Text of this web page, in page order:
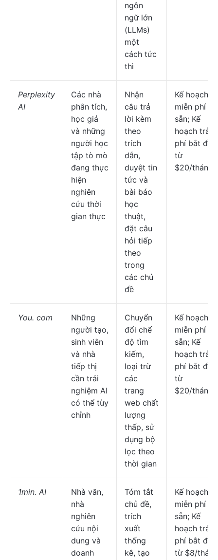
ngôn
ngữ lớn
(LLMs)
một
cách tức
thì
Perplexity
AI
Các nhà
phân tích,
học giả
và những
người học
tập tò mò
đang thực
hiện
nghiên
cứu thời
gian thực
Nhận
câu trả
lời kèm
theo
trích
dẫn,
duyệt tin
tức và
bài báo
học
thuật,
đặt câu
hỏi tiếp
theo
trong
các chủ
đề
Kế hoạch
miễn phí có
sẵn; Kế
hoạch trả
phí bắt đầu
từ
$20/tháng
You. com
Những
người tạo,
sinh viên
và nhà
tiếp thị
cần trải
nghiệm AI
có thể tùy
chỉnh
Chuyển
đổi chế
độ tìm
kiếm,
loại trừ
các
trang
web chất
lượng
thấp, sử
dụng bộ
lọc theo
thời gian
Kế hoạch
miễn phí có
sẵn; Kế
hoạch trả
phí bắt đầu
từ
$20/tháng
1min. AI
Nhà văn,
nhà
nghiên
cứu nội
dung và
doanh
Tóm tắt
chủ đề,
trích
xuất
thống
kê, tạo
Kế hoạch
miễn phí có
sẵn; Kế
hoạch trả
phí bắt đầu
từ $8/tháng